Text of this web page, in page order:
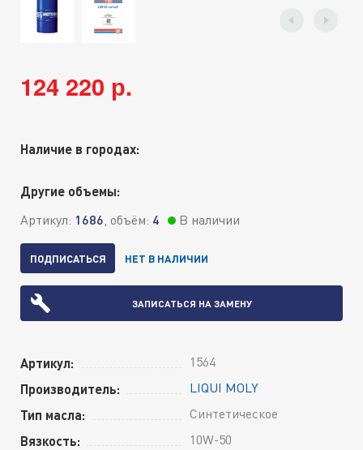
124 220 р.
Наличие в городах:
Другие объемы:
Артикул: 1686, объём: 4 В наличии
ПОДПИСАТЬСЯ НЕТ В НАЛИЧИИ
ЗАПИСАТЬСЯ НА ЗАМЕНУ
Артикул: 1564
Производитель: LIQUI MOLY
Тип масла: Синтетическое
Вязкость: 10W-50